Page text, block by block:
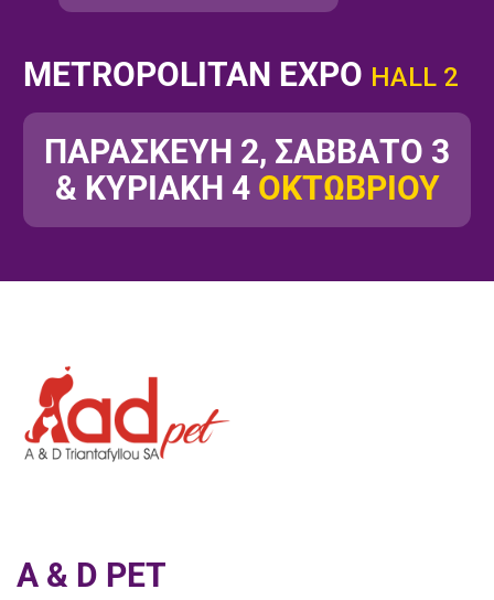
METROPOLITAN EXPO HALL 2
ΠΑΡΑΣΚΕΥΗ 2, ΣΑΒΒΑΤΟ 3
& ΚΥΡΙΑΚΗ 4ΟΚΤΩΒΡΙΟΥ
A & D PET